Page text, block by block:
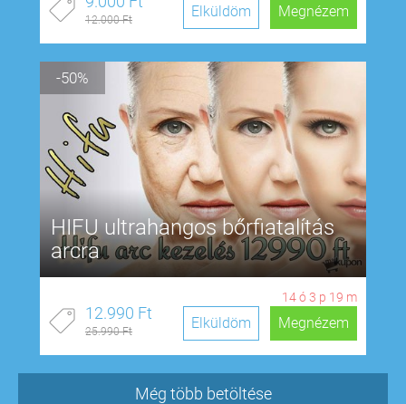
12.000 Ft Megnézem
Elküldöm
-50%
HIFU ultrahangos bőrfiatalítás
arcra
14ó3 p 18 m
12.990 Ft
25.990 Ft Megnézem
Elküldöm
Még több betöltése